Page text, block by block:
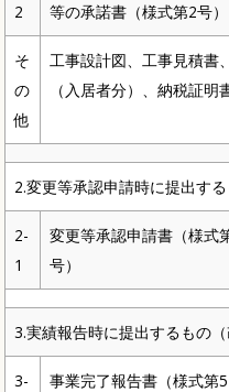
2
等の承諾書（様式第2号）
そ
の
他
工事設計図、工事見積書
（入居者分）、納税証明
2.変更等承認申請時に提出す
2-
1
変更等承認申請書（様式
号）
3.実績報告時に提出するもの（
3-
事業完了報告書（様式第5